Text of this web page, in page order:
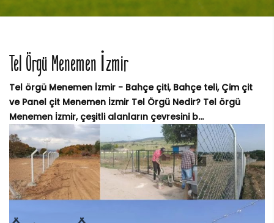
Tel Örgü Menemen İzmir
Tel örgü Menemen İzmir - Bahçe çiti, Bahçe teli, Çim çit
ve Panel çit Menemen İzmir Tel Örgü Nedir? Tel örgü
Menemen İzmir, çeşitli alanların çevresini b...